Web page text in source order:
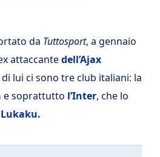
da Tuttosport, a gennaio
attaccantedell’Ajax
lui ci sono tre club italiani: la
e soprattutto l’Inter, che lo